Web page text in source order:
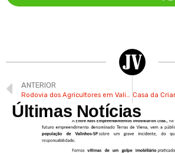
ANTERIOR
Rodovia dos Agricultores em Valinhos tem 6 mortes por acidente em 2 anos
Últimas Notícias